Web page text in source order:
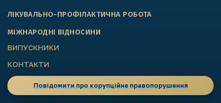
ЛІКУВАЛЬНО-ПРОФІЛАКТИЧНА РОБОТА
МІЖНАРОДНІ ВІДНОСИНИ
ВИПУСКНИКИ
КОНТАКТИ
Повідомити про корупційне правопорушення